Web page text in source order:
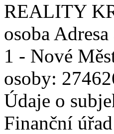
REALITY
osoba
1 - Nové
osoby:
Údaje o
Finanční